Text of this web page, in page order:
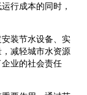
行成本的同时，
装节水设备、实
减轻城市水资源
业的社会责任